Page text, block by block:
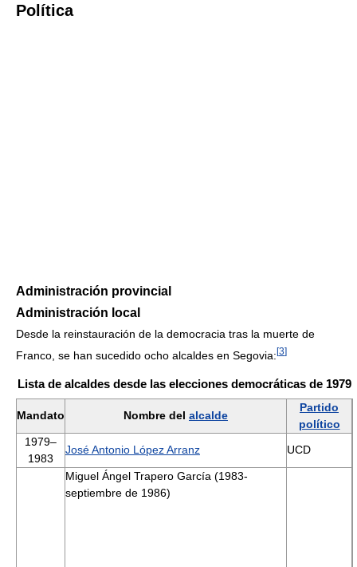
Política
Administración provincial
Administración local
Desde la reinstauración de la democracia tras la muerte de
Franco, se han sucedido ocho alcaldes en Segovia:[3]
Lista de alcaldes desde las elecciones democráticas de 1979
Mandato Nombre del alcalde
Partido
político
1979–
1983
José Antonio López Arranz UCD
Miguel Ángel Trapero García (1983-
septiembre de 1986)